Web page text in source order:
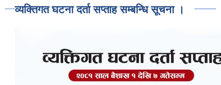
व्यक्तिगत घटना दर्ता सप्ताह सम्बन्धि सूचना ।